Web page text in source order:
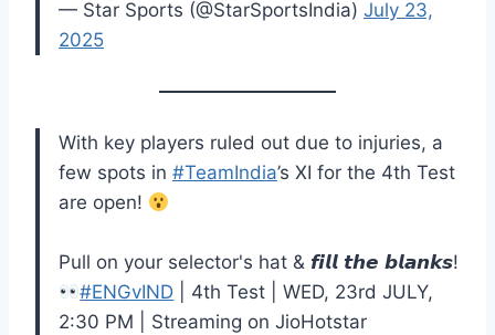
— Star Sports (@StarSportsIndia) July 23,
2025
With key players ruled out due to injuries, a
few spots in #TeamIndia’s XI for the 4th Test
are open!
Pull on your selector's hat & 𝙛𝙞𝙡𝙡 𝙩𝙝𝙚 𝙗𝙡𝙖𝙣𝙠𝙨!
#ENGvIND | 4th Test | WED, 23rd JULY,
2:30 PM | Streaming on JioHotstar